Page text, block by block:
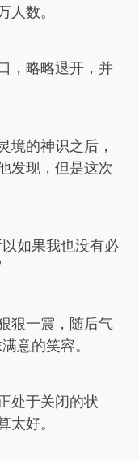
人数。
，略略退开，并
境的神识之后，
发现，但是这次
如果我也没有必
狠一震，随后气
意的笑容。
处于关闭的状
太好。